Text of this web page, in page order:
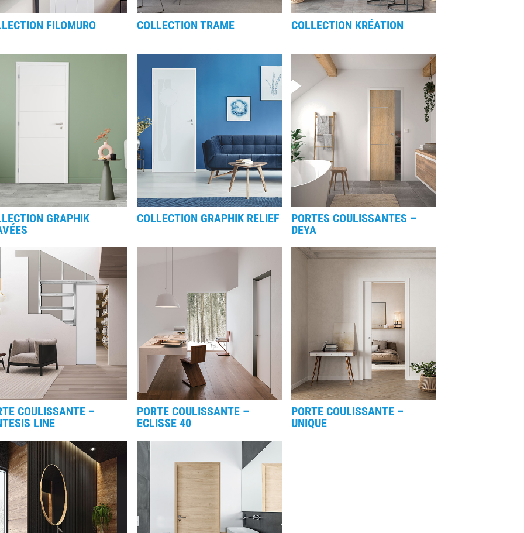
FILOMURO COLLECTION TRAME COLLECTION KRÉATION
GRAPHIK
COLLECTION GRAPHIK RELIEF
PORTES COULISSANTES –
DEYA
COULISSANTE –
LINE
PORTE COULISSANTE –
ECLISSE 40
PORTE COULISSANTE –
UNIQUE